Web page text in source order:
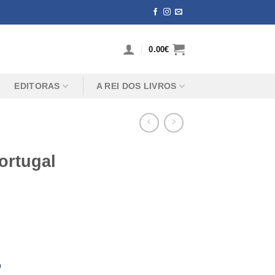
0.00€
EDITORAS A REI DOS LIVROS